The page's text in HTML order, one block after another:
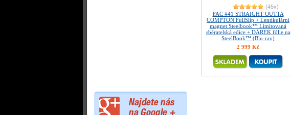
(45x)
FAC #41 STRAIGHT OUTTA
COMPTON FullSlip + Lentikulární
magnet Steelbook™ Limitovaná
sběratelská edice + DÁREK fólie na
SteelBook™ (Blu-ray)
2 999 Kč